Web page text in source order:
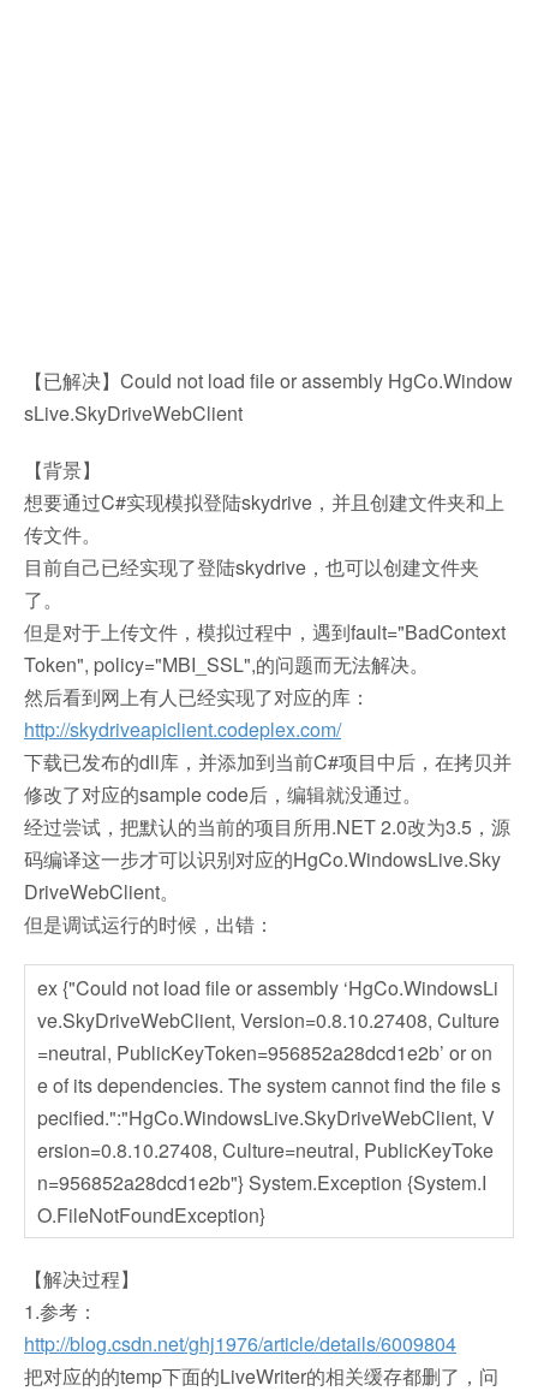
【已解决】Could not load file or assembly HgCo.Window
sLive.SkyDriveWebClient
【背景】
想要通过C#实现模拟登陆skydrive，并且创建文件夹和上
传文件。
目前自己已经实现了登陆skydrive，也可以创建文件夹
了。
但是对于上传文件，模拟过程中，遇到fault="BadContext
Token", policy="MBI_SSL",的问题而无法解决。
然后看到网上有人已经实现了对应的库：
http://skydriveapiclient.codeplex.com/
下载已发布的dll库，并添加到当前C#项目中后，在拷贝并
修改了对应的sample code后，编辑就没通过。
经过尝试，把默认的当前的项目所用.NET 2.0改为3.5，源
码编译这一步才可以识别对应的HgCo.WindowsLive.Sky
DriveWebClient。
但是调试运行的时候，出错：
ex {"Could not load file or assembly ‘HgCo.WindowsLi
ve.SkyDriveWebClient, Version=0.8.10.27408, Culture
=neutral, PublicKeyToken=956852a28dcd1e2b’ or on
e of its dependencies. The system cannot find the file s
pecified.":"HgCo.WindowsLive.SkyDriveWebClient, V
ersion=0.8.10.27408, Culture=neutral, PublicKeyToke
n=956852a28dcd1e2b"} System.Exception {System.I
O.FileNotFoundException}
【解决过程】
1.参考：
http://blog.csdn.net/ghj1976/article/details/6009804
把对应的的temp下面的LiveWriter的相关缓存都删了，问